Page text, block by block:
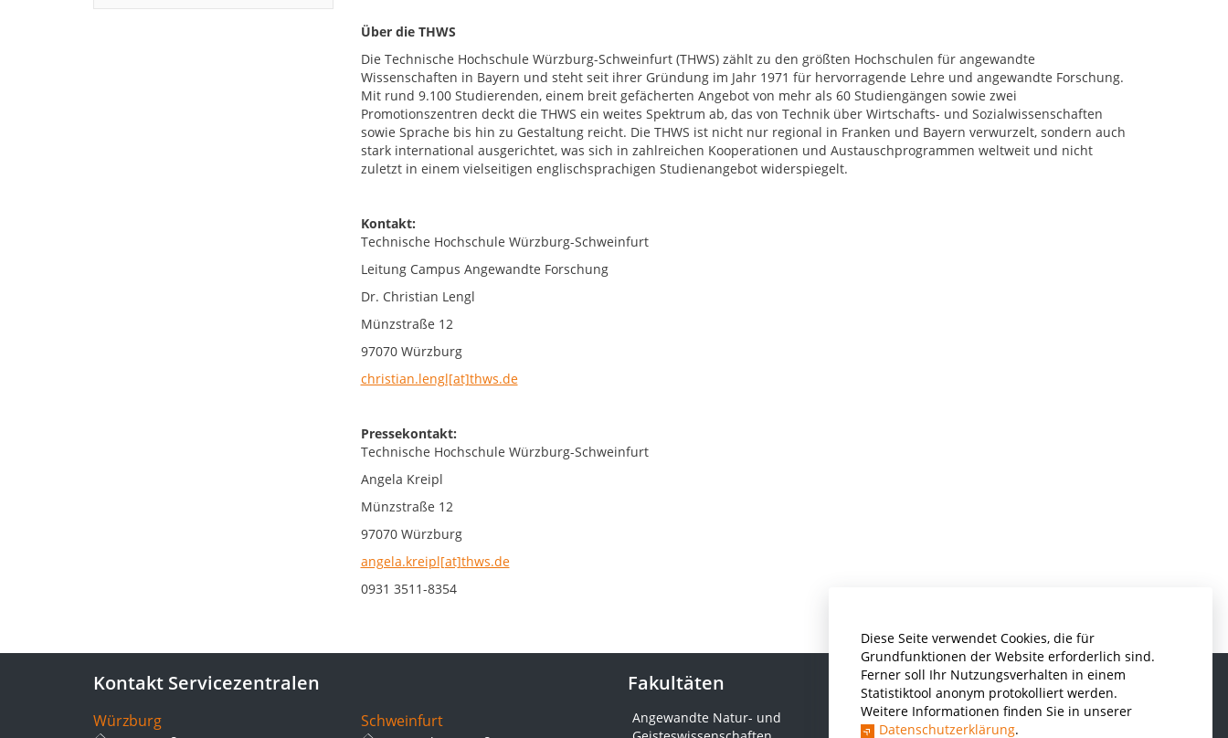
Diese Seite verwendet Cookies, die für
Grundfunktionen der Website erforderlich sind.
Ferner soll Ihr Nutzungsverhalten in einem
Statistiktool anonym protokolliert werden.
Weitere Informationen finden Sie in unserer
Datenschutzerklärung.
Über die THWS
Die Technische Hochschule Würzburg-Schweinfurt (THWS) zählt zu den größten Hochschulen für angewandte
Wissenschaften in Bayern und steht seit ihrer Gründung im Jahr 1971 für hervorragende Lehre und angewandte Forschung.
Mit rund 9.100 Studierenden, einem breit gefächerten Angebot von mehr als 60 Studiengängen sowie zwei
Promotionszentren deckt die THWS ein weites Spektrum ab, das von Technik über Wirtschafts- und Sozialwissenschaften
sowie Sprache bis hin zu Gestaltung reicht. Die THWS ist nicht nur regional in Franken und Bayern verwurzelt, sondern auch
stark international ausgerichtet, was sich in zahlreichen Kooperationen und Austauschprogrammen weltweit und nicht
zuletzt in einem vielseitigen englischsprachigen Studienangebot widerspiegelt.
Kontakt:
Technische Hochschule Würzburg-Schweinfurt
Leitung Campus Angewandte Forschung
Dr. Christian Lengl
Münzstraße 12
97070 Würzburg
christian.lengl[at]thws.de
Pressekontakt:
Technische Hochschule Würzburg-Schweinfurt
Angela Kreipl
Münzstraße 12
97070 Würzburg
angela.kreipl[at]thws.de
0931 3511-8354
Kontakt Servicezentralen
Würzburg Schweinfurt
Fakultäten
Angewandte Natur- und
Informatik und Wirtschaftsinformatik